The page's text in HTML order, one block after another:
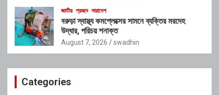
জাতীয় প্রচ্ছদ সারাদেশ
বরুড়া স্বাস্থ্য কমপ্লেক্সের সামনে ব্যক্তির মরদেহ
উদ্ধার, পরিচয় শনাক্ত
August 7, 2026 swadhin
Categories